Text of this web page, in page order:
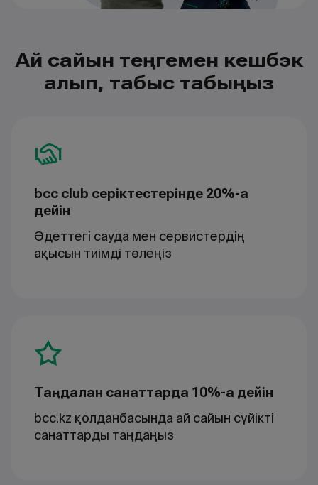
Ай сайын теңгемен кешбэк
алып, табыс табыңыз
bcc club серіктестерінде 20%-ға
дейін
Әдеттегі сауда мен сервистердің
ақысын тиімді төлеңіз
Таңдалған санаттарда 10%-ға дейін
bcc.kz қолданбасында ай сайын сүйікті
санаттарды таңдаңыз